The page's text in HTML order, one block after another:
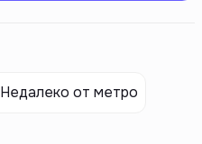
Недалеко от метро